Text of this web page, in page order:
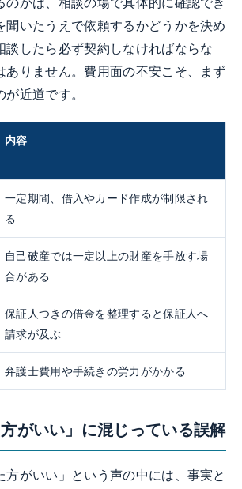
聞いたうえで依頼するかどうかを決め
談したら必ず契約しなければならな
ありません。費用面の不安こそ、まず
近道です。
内容
一定期間、借入やカード作成が制限され
る
自己破産では一定以上の財産を手放す場
合がある
保証人つきの借金を整理すると保証人へ
請求が及ぶ
弁護士費用や手続きの労力がかかる
方がいい」に混じっている誤解
方がいい」という声の中には、事実と